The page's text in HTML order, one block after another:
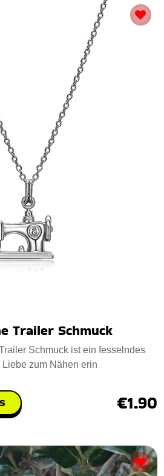
Trailer Schmuck
Schmuck ist ein fesselndes
zum Nähen erin
€1.90